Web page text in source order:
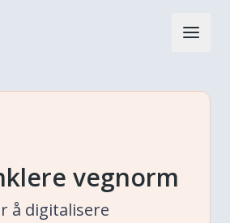
vegnorm
å digitalisere